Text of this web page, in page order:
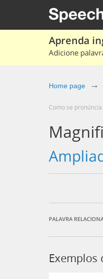
Aprenda
Adicione
Home page
Como se
PALAVRA
Exemplos